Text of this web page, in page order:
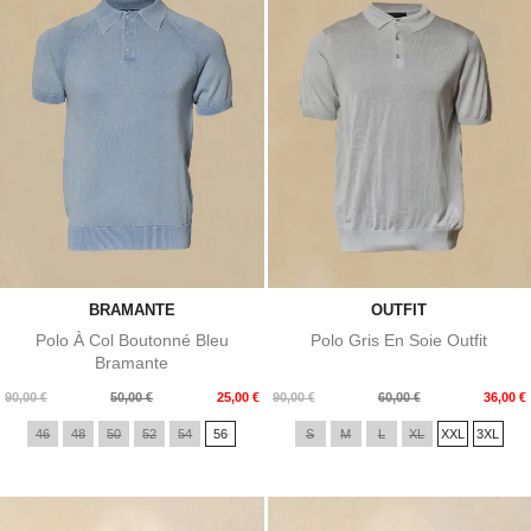
BRAMANTE
Polo À Col Boutonné Bleu
Bramante
90,00 €
Prix
50,00 € 25,00 €
Prix
46 48 50 52 54 56
OUTFIT
Polo Gris En Soie Outfit
90,00 €
Prix
60,00 € 36,00 €
Prix
S M L XL XXL 3XL